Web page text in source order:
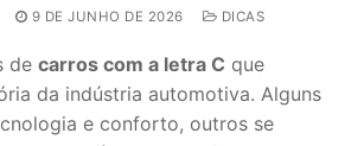
9 DE JUNHO DE 2026 DICAS
de carros com a letra C que
da indústria automotiva. Alguns
e conforto, outros se